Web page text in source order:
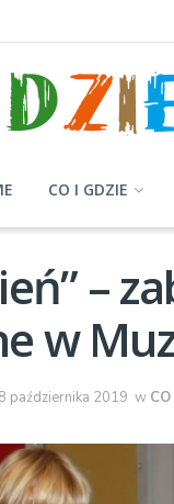
CO I GDZIE
–
w
8 października 2019 w